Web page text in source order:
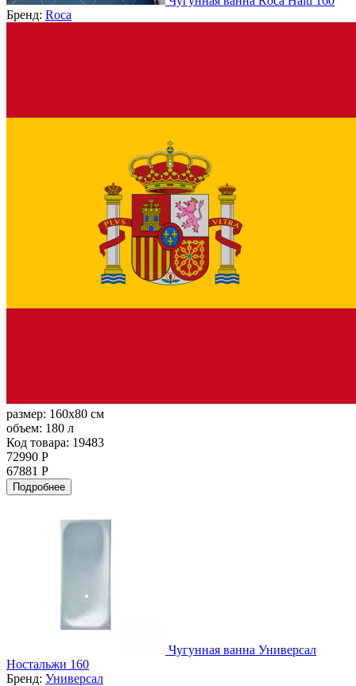
Бренд: Roca
размер: 160x80 см
объем: 180 л
Код товара: 19483
72990 Р
67881 Р
Подробнее
Чугунная ванна Универсал
Ностальжи 160
Бренд: Универсал